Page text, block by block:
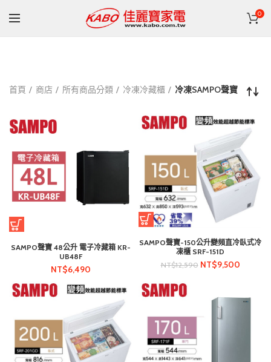
0
首頁 商店 所有商品分類 冷凍冷藏櫃 冷凍SAMPO聲寶
SAMPO聲寶 48公升 電子冷藏箱 KR-
UB48F
NT$6,490
SAMPO聲寶-150公升變頻直冷臥式冷
凍櫃 SRF-151D
NT$12,590 NT$9,500